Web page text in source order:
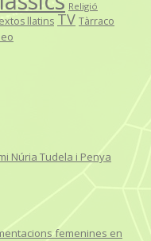
Religió
llatins TV Tàrraco
Núria Tudela i Penya
femenines en